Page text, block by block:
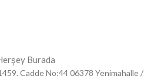
Burada
Cadde No:44 06378 Yenimahalle /